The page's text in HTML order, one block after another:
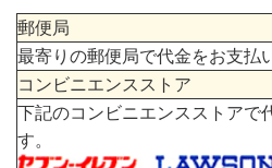
郵便局
最寄りの郵便局で代金をお支払
コンビニエンスストア
下記のコンビニエンスストアで
す。